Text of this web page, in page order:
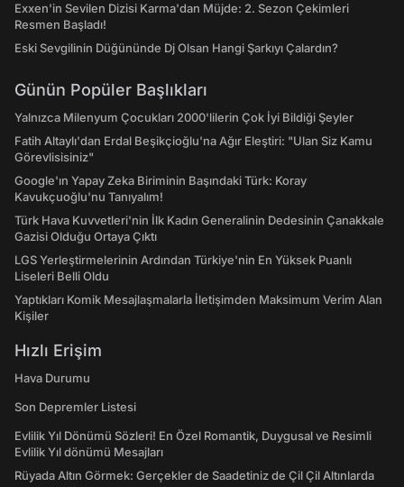
Exxen'in Sevilen Dizisi Karma'dan Müjde: 2. Sezon Çekimleri
Resmen Başladı!
Eski Sevgilinin Düğününde Dj Olsan Hangi Şarkıyı Çalardın?
Günün Popüler Başlıkları
Yalnızca Milenyum Çocukları 2000'lilerin Çok İyi Bildiği Şeyler
Fatih Altaylı'dan Erdal Beşikçioğlu'na Ağır Eleştiri: "Ulan Siz Kamu
Görevlisisiniz"
Google'ın Yapay Zeka Biriminin Başındaki Türk: Koray
Kavukçuoğlu'nu Tanıyalım!
Türk Hava Kuvvetleri'nin İlk Kadın Generalinin Dedesinin Çanakkale
Gazisi Olduğu Ortaya Çıktı
LGS Yerleştirmelerinin Ardından Türkiye'nin En Yüksek Puanlı
Liseleri Belli Oldu
Yaptıkları Komik Mesajlaşmalarla İletişimden Maksimum Verim Alan
Kişiler
Hızlı Erişim
Hava Durumu
Son Depremler Listesi
Evlilik Yıl Dönümü Sözleri! En Özel Romantik, Duygusal ve Resimli
Evlilik Yıl dönümü Mesajları
Rüyada Altın Görmek: Gerçekler de Saadetiniz de Çil Çil Altınlarda